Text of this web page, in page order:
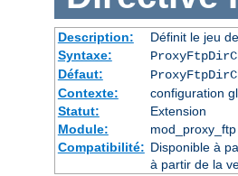
Description:
Définit le jeu
Syntaxe:
Défaut:
Contexte:
configuration
Statut:
Extension
Module:
mod_proxy_ftp
Compatibilité: Disponible à
à partir de la